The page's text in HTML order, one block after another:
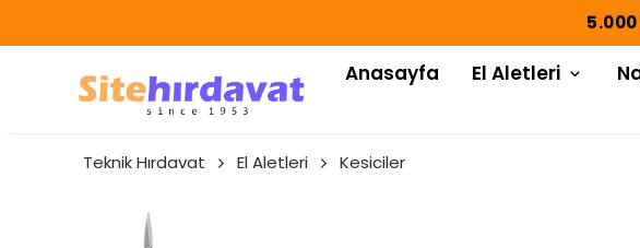
5.000
Anasayfa El Aletleri
Teknik Hırdavat El Aletleri Kesiciler